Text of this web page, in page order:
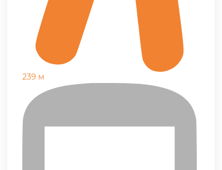
239 м